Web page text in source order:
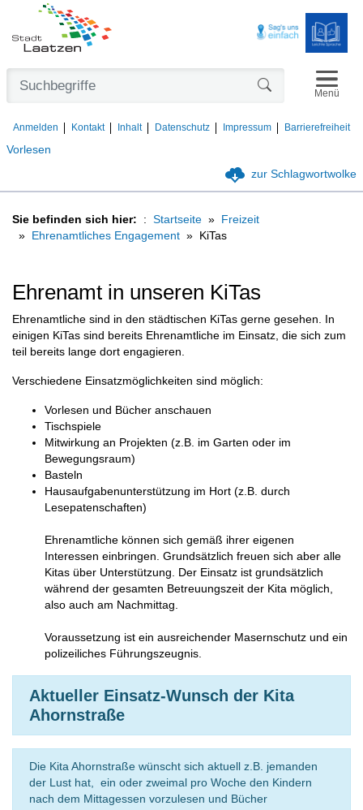
Vorlesen
Anmelden Kontakt Inhalt Datenschutz Impressum Barrierefreiheit
Menü
zur Schlagwortwolke
Sie befinden sich hier: Startseite
Freizeit
Ehrenamtliches Engagement
KiTas
Ehrenamt in unseren KiTas
Ehrenamtliche sind in den städtischen KiTas gerne gesehen. In
einigen KiTas sind bereits Ehrenamtliche im Einsatz, die sich zum
teil bereits lange dort engagieren.
Verschiedene Einsatzmöglichkeiten sind möglich:
Vorlesen und Bücher anschauen
Tischspiele
Mitwirkung an Projekten (z.B. im Garten oder im
Bewegungsraum)
Basteln
Hausaufgabenunterstützung im Hort (z.B. durch
Lesepatenschaften)
Ehrenamtliche können sich gemäß ihrer eigenen
Interessen einbringen. Grundsätzlich freuen sich aber alle
Kitas über Unterstützung. Der Einsatz ist grundsätzlich
während der gesamten Betreuungszeit der Kita möglich,
also auch am Nachmittag.
Voraussetzung ist ein ausreichender Masernschutz und ein
polizeiliches Führungszeugnis.
Aktueller Einsatz-Wunsch der Kita
Ahornstraße
Die Kita Ahornstraße wünscht sich aktuell z.B. jemanden
der Lust hat, ein oder zweimal pro Woche den Kindern
nach dem Mittagessen vorzulesen und Bücher